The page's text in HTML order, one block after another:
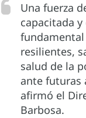
Una fuerza
capacitada
fundamental
resilientes,
salud de la
ante futuras
afirmó el
Barbosa.